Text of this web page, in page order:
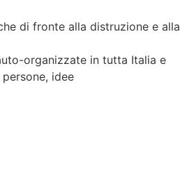
di fronte alla distruzione e alla
organizzate in tutta Italia e
idee